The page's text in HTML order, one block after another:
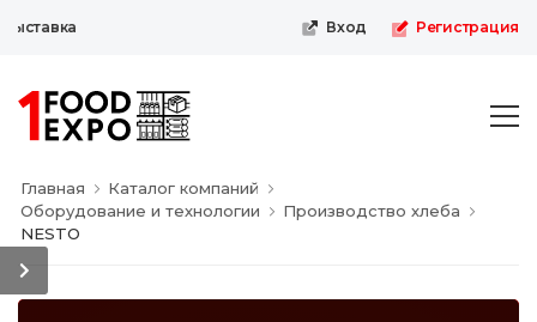
Вход Регистрация
Главная
Каталог компаний
Оборудование и технологии
Производство хлеба
NESTO